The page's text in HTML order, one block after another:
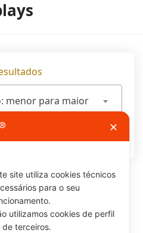
por
preço:
menor
maior
menor para maior
✕
site utiliza cookies técnicos
para o seu
utilizamos cookies de perfil
de terceiros.